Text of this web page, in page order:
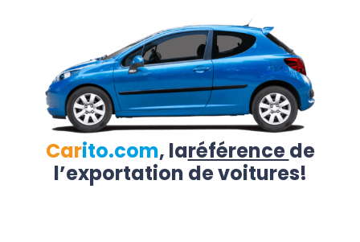
Carito.com, laréférencede
l’exportation de voitures!